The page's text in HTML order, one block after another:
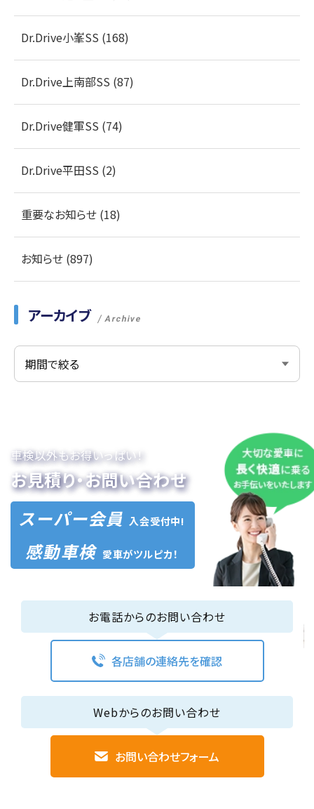
Dr.Drive小峯SS (168)
Dr.Drive上南部SS (87)
Dr.Drive健軍SS (74)
Dr.Drive平田SS (2)
重要なお知らせ (18)
お知らせ (897)
アーカイブ Archive
車検以外もお得いっぱい！
お見積り・お問い合わせ
スーパー会員 入会受付中!
感動車検 愛車がツルピカ！
お電話からのお問い合わせ
各店舗の連絡先を確認
Webからのお問い合わせ
お問い合わせフォーム